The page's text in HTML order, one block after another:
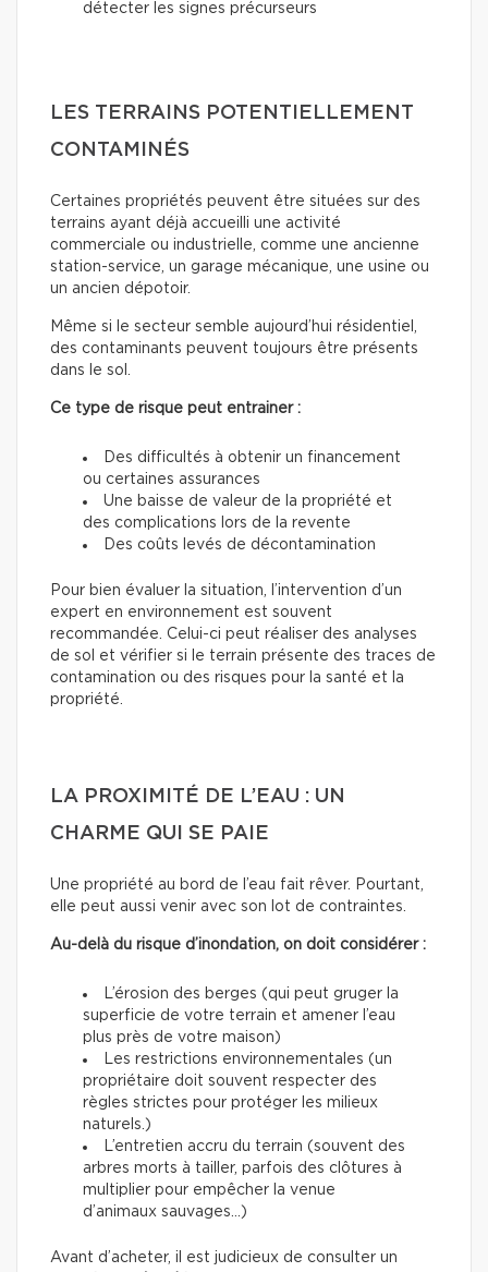
détecter les signes précurseurs
LES TERRAINS POTENTIELLEMENT
CONTAMINÉS
Certaines propriétés peuvent être situées sur des
terrains ayant déjà accueilli une activité
commerciale ou industrielle, comme une ancienne
station-service, un garage mécanique, une usine ou
un ancien dépotoir.
Même si le secteur semble aujourd’hui résidentiel,
des contaminants peuvent toujours être présents
dans le sol.
Ce type de risque peut entrainer :
Des difficultés à obtenir un financement
ou certaines assurances
Une baisse de valeur de la propriété et
des complications lors de la revente
Des coûts levés de décontamination
Pour bien évaluer la situation, l’intervention d’un
expert en environnement est souvent
recommandée. Celui-ci peut réaliser des analyses
de sol et vérifier si le terrain présente des traces de
contamination ou des risques pour la santé et la
propriété.
LA PROXIMITÉ DE L’EAU : UN
CHARME QUI SE PAIE
Une propriété au bord de l’eau fait rêver. Pourtant,
elle peut aussi venir avec son lot de contraintes.
Au-delà du risque d’inondation, on doit considérer :
L’érosion des berges (qui peut gruger la
superficie de votre terrain et amener l’eau
plus près de votre maison)
Les restrictions environnementales (un
propriétaire doit souvent respecter des
règles strictes pour protéger les milieux
naturels.)
L’entretien accru du terrain (souvent des
arbres morts à tailler, parfois des clôtures à
multiplier pour empêcher la venue
d’animaux sauvages…)
Avant d’acheter, il est judicieux de consulter un